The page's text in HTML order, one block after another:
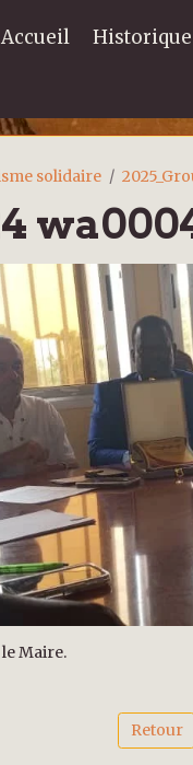
Accueil Historique
solidaire
Maire.
Retour